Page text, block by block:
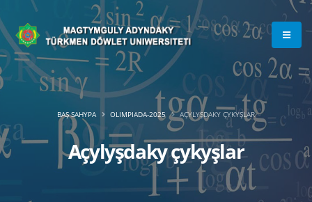
Açylyşdaky çykyşlar
BAŞ SAHYPA OLIMPIADA-2025 AÇYLYŞDAKY ÇYKYŞLAR